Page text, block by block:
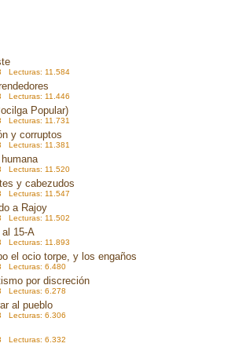
Lecturas: 11.584
Lecturas: 11.446
Popular)
Lecturas: 11.731
y corruptos
Lecturas: 11.381
Lecturas: 11.520
y cabezudos
Lecturas: 11.547
a Rajoy
Lecturas: 11.502
al 15-A
Lecturas: 11.893
el ocio torpe, y los engaños
Lecturas: 6.480
por discreción
Lecturas: 6.278
al pueblo
Lecturas: 6.306
Lecturas: 6.332